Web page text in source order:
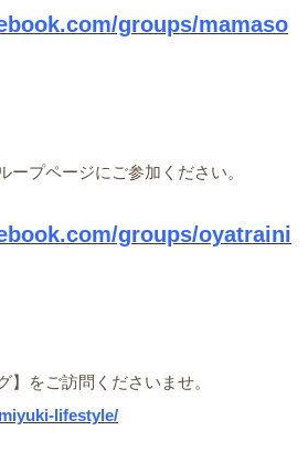
groups/mamaso
ープページにご参加ください。
groups/oyatraini
】をご訪問くださいませ。
lifestyle/